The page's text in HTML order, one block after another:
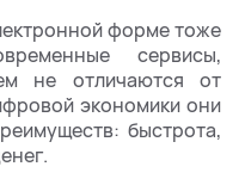
форме тоже
сервисы,
не отличаются от
экономики они
быстрота,